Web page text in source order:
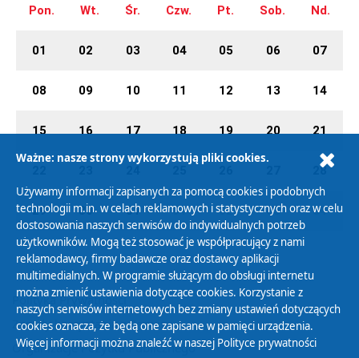
Pon. Wt. Śr. Czw. Pt. Sob. Nd.
01 02 03 04 05 06 07
08 09 10 11 12 13 14
15 16 17 18 19 20 21
28
29 30 31 01 02 03 04
Polityka Prywatności
Zasady korzystania z Serwisu
Organizacje Pożytku Publicznego
Ważne: nasze strony wykorzystują pliki cookies.
Używamy informacji zapisanych za pomocą cookies i podobnych
technologii m.in. w celach reklamowych i statystycznych oraz w celu
dostosowania naszych serwisów do indywidualnych potrzeb
użytkowników. Mogą też stosować je współpracujący z nami
reklamodawcy, firmy badawcze oraz dostawcy aplikacji
multimedialnych. W programie służącym do obsługi internetu
można zmienić ustawienia dotyczące cookies. Korzystanie z
naszych serwisów internetowych bez zmiany ustawień dotyczących
cookies oznacza, że będą one zapisane w pamięci urządzenia.
Więcej informacji można znaleźć w naszej Polityce prywatności